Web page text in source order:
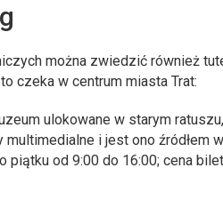
można zwiedzić również
czeka w centrum miasta Trat:
ulokowane w starym
multimedialne i jest ono
piątku od 9:00 do 16:00; cena